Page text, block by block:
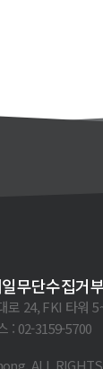
무단수집거
로 24, FKI 타워
: 02-3159-5700
ALL RIGHTS